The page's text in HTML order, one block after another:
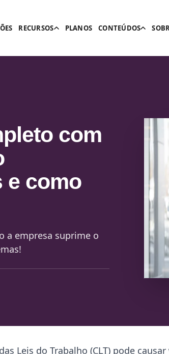
RECURSOS PLANOS CONTEÚDOS
com
e como
a empresa suprime o
Leis do Trabalho (CLT) pode